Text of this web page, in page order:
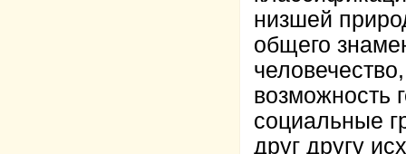
низшей
общего
возможность
социальные
друг другу